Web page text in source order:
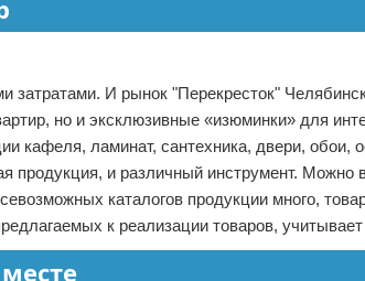
И рынок "Перекресток"
но и эксклюзивные «изюминки» для
кафеля, ламинат, сантехника, двери, обои,
продукция, и различный инструмент. Можно
каталогов продукции много,
к реализации товаров,